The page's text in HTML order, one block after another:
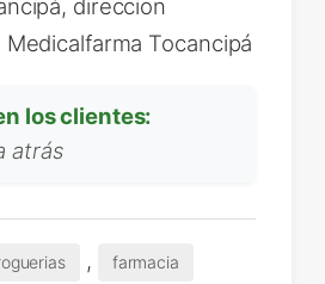
direccion
Tocancipá
los clientes:
atrás
, farmacia